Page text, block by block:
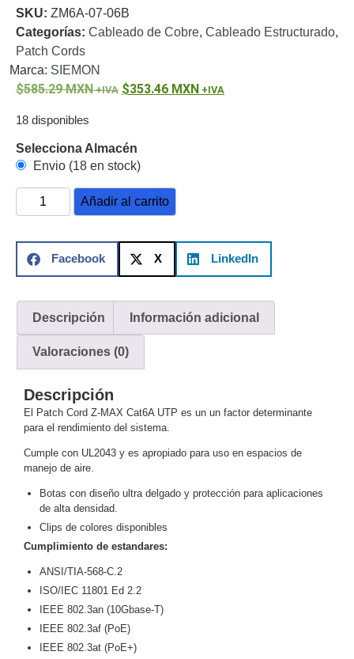
o
RefaccionesProbadores
de
VideoTransceptores
de Video
Conectores
Adaptador
a
Coaxial y
Conectores
Cables
Armados -
5eFibra
ÓpticaPara
Alimentación
y
ElectricidadRG59
Tipo
CaPTelefónicoVGA
/ DVI /
HDMI
IP y NVRs
Salinos
(Anticorrosión)
y
Decodificadores
de
VideoCuboDomo
/ Eyeball /
SKU: ZM6A-07-06B
Categorías: Cableado de Cobre, Cableado Estructurado,
Patch Cords
Marca: SIEMON
585.29MXN 353.46 MXN
18 disponibles
Selecciona Almacén
Envio (18 en stock)
Añadir al carrito
Facebook X LinkedIn
Descripción Información adicional
Valoraciones (0)
Descripción
El Patch Cord Z-MAX Cat6A UTP es un un factor determinante
para el rendimiento del sistema.
Cumple con UL2043 y es apropiado para uso en espacios de
manejo de aire.
Botas con diseño ultra delgado y protección para aplicaciones
de alta densidad.
Clips de colores disponibles
Cumplimiento de estandares:
ANSI/TIA-568-C.2
ISO/IEC 11801 Ed 2.2
IEEE 802.3an (10Gbase-T)
IEEE 802.3af (PoE)
IEEE 802.3at (PoE+)